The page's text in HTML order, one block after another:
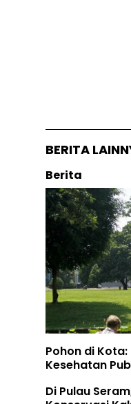
BERITA
Berita
Pohon di
Kesehatan
Di Pulau